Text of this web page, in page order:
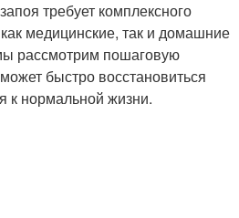
требует комплексного
медицинские, так и домашние
рассмотрим пошаговую
быстро восстановиться
к нормальной жизни.